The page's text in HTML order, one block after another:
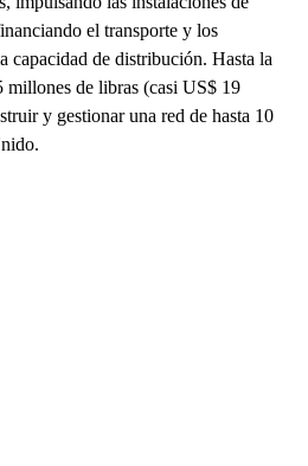
el transporte y los
capacidad de distribución. Hasta la
millones de libras (casi US$ 19
y gestionar una red de hasta 10